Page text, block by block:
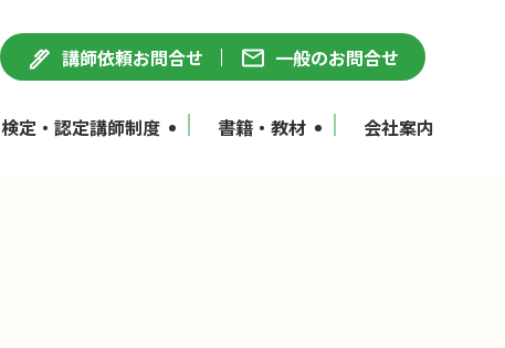
講師依頼お問合せ 一般のお問合せ
検定・認定講師制度 書籍・教材 会社案内